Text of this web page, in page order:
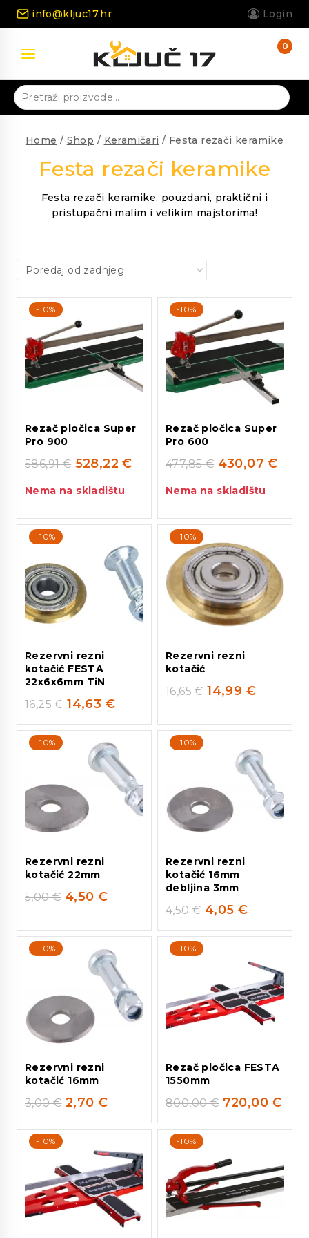
Skip
info@kljuc17.hr Login
0
Pretraži:
Home / Shop / Keramičari / Festa rezači keramike
Festa rezači keramike
Festa rezači keramike, pouzdani, praktični i
pristupačni malim i velikim majstorima!
-10%
Rezač pločica Super
Pro 900
586,91€ 528,22€
Nema na skladištu
-10%
Rezač pločica Super
Pro 600
477,85€ 430,07€
Nema na skladištu
-10%
Rezervni rezni
kotačić FESTA
22x6x6mm TiN
16,25€ 14,63 €
-10%
Rezervni rezni
kotačić
16,65€ 14,99 €
-10%
Rezervni rezni
kotačić 22mm
5,00€ 4,50 €
-10%
Rezervni rezni
kotačić 16mm
debljina 3mm
4,50€ 4,05 €
-10%
Rezervni rezni
kotačić 16mm
3,00€ 2,70 €
-10%
Rezač pločica FESTA
1550mm
800,00€ 720,00€
-10% -10%